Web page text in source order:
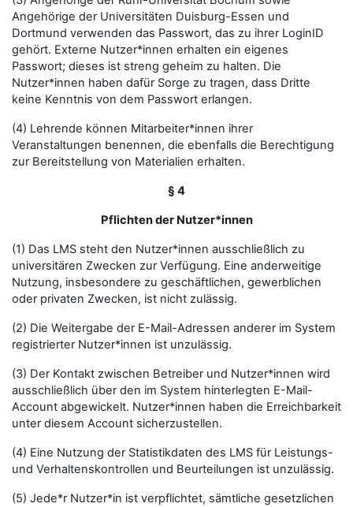
Angehörige der Universitäten Duisburg-Essen und
Dortmund verwenden das Passwort, das zu ihrer LoginID
gehört. Externe Nutzer*innen erhalten ein eigenes
Passwort; dieses ist streng geheim zu halten. Die
Nutzer*innen haben dafür Sorge zu tragen, dass Dritte
keine Kenntnis von dem Passwort erlangen.
(4) Lehrende können Mitarbeiter*innen ihrer
Veranstaltungen benennen, die ebenfalls die Berechtigung
zur Bereitstellung von Materialien erhalten.
§ 4
Pflichten der Nutzer*innen
(1) Das LMS steht den Nutzer*innen ausschließlich zu
universitären Zwecken zur Verfügung. Eine anderweitige
Nutzung, insbesondere zu geschäftlichen, gewerblichen
oder privaten Zwecken, ist nicht zulässig.
(2) Die Weitergabe der E-Mail-Adressen anderer im System
registrierter Nutzer*innen ist unzulässig.
(3) Der Kontakt zwischen Betreiber und Nutzer*innen wird
ausschließlich über den im System hinterlegten E-Mail-
Account abgewickelt. Nutzer*innen haben die Erreichbarkeit
unter diesem Account sicherzustellen.
(4) Eine Nutzung der Statistikdaten des LMS für Leistungs-
und Verhaltenskontrollen und Beurteilungen ist unzulässig.
(5) Jede*r Nutzer*in ist verpflichtet, sämtliche gesetzlichen